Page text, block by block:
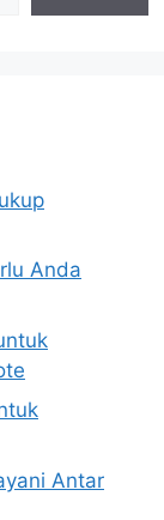
Anda
Antar